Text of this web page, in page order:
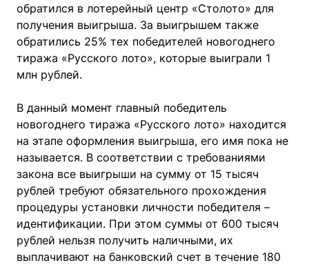
обратился в лотерейный центр «Столото» для
получения выигрыша. За выигрышем также
обратились 25% тех победителей новогоднего
тиража «Русского лото», которые выиграли 1
млн рублей.
В данный момент главный победитель
новогоднего тиража «Русского лото» находится
на этапе оформления выигрыша, его имя пока не
называется. В соответствии с требованиями
закона все выигрыши на сумму от 15 тысяч
рублей требуют обязательного прохождения
процедуры установки личности победителя –
идентификации. При этом суммы от 600 тысяч
рублей нельзя получить наличными, их
выплачивают на банковский счет в течение 180